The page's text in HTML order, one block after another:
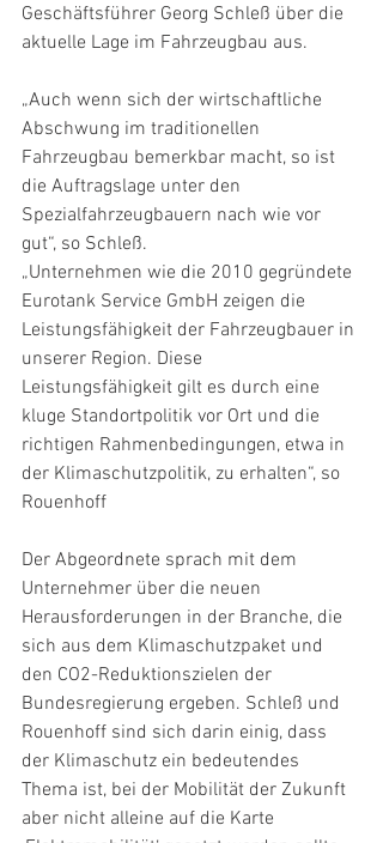
Geschäftsführer Georg Schleß über die
aktuelle Lage im Fahrzeugbau aus.
„Auch wenn sich der wirtschaftliche
Abschwung im traditionellen
Fahrzeugbau bemerkbar macht, so ist
die Auftragslage unter den
Spezialfahrzeugbauern nach wie vor
gut“, so Schleß.
„Unternehmen wie die 2010 gegründete
Eurotank Service GmbH zeigen die
Leistungsfähigkeit der Fahrzeugbauer in
unserer Region. Diese
Leistungsfähigkeit gilt es durch eine
kluge Standortpolitik vor Ort und die
richtigen Rahmenbedingungen, etwa in
der Klimaschutzpolitik, zu erhalten“, so
Rouenhoff
Der Abgeordnete sprach mit dem
Unternehmer über die neuen
Herausforderungen in der Branche, die
sich aus dem Klimaschutzpaket und
den CO2-Reduktionszielen der
Bundesregierung ergeben. Schleß und
Rouenhoff sind sich darin einig, dass
der Klimaschutz ein bedeutendes
Thema ist, bei der Mobilität der Zukunft
aber nicht alleine auf die Karte